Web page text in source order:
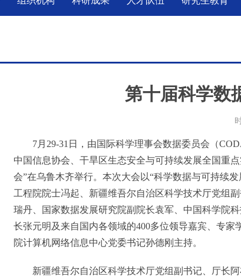
第十届科学数
7月29-31日，由国际科学理事会数据委员会（
中国信息协会、干旱区生态安全与可持续发展全国重
会”在乌鲁木齐举行。本次大会以“科学数据与可持续
工程院院士冯起、新疆维吾尔自治区科学技术厅党组
瑞丹、国家数据发展研究院副院长袁军、中国科学院
长张元明及来自国内各领域的400多位领导嘉宾、专
院计算机网络信息中心党委书记孙德刚主持。
新疆维吾尔自治区科学技术厅党组副书记、厅长阿